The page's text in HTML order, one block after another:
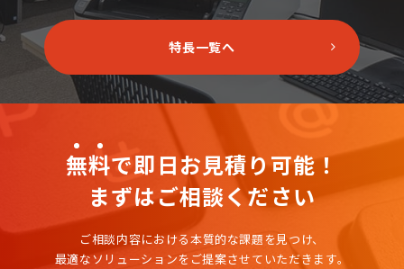
特長一覧へ
無料で即日お見積り可能！
まずはご相談ください
ご相談内容における本質的な課題を見つけ、
最適なソリューションをご提案させていただきます。